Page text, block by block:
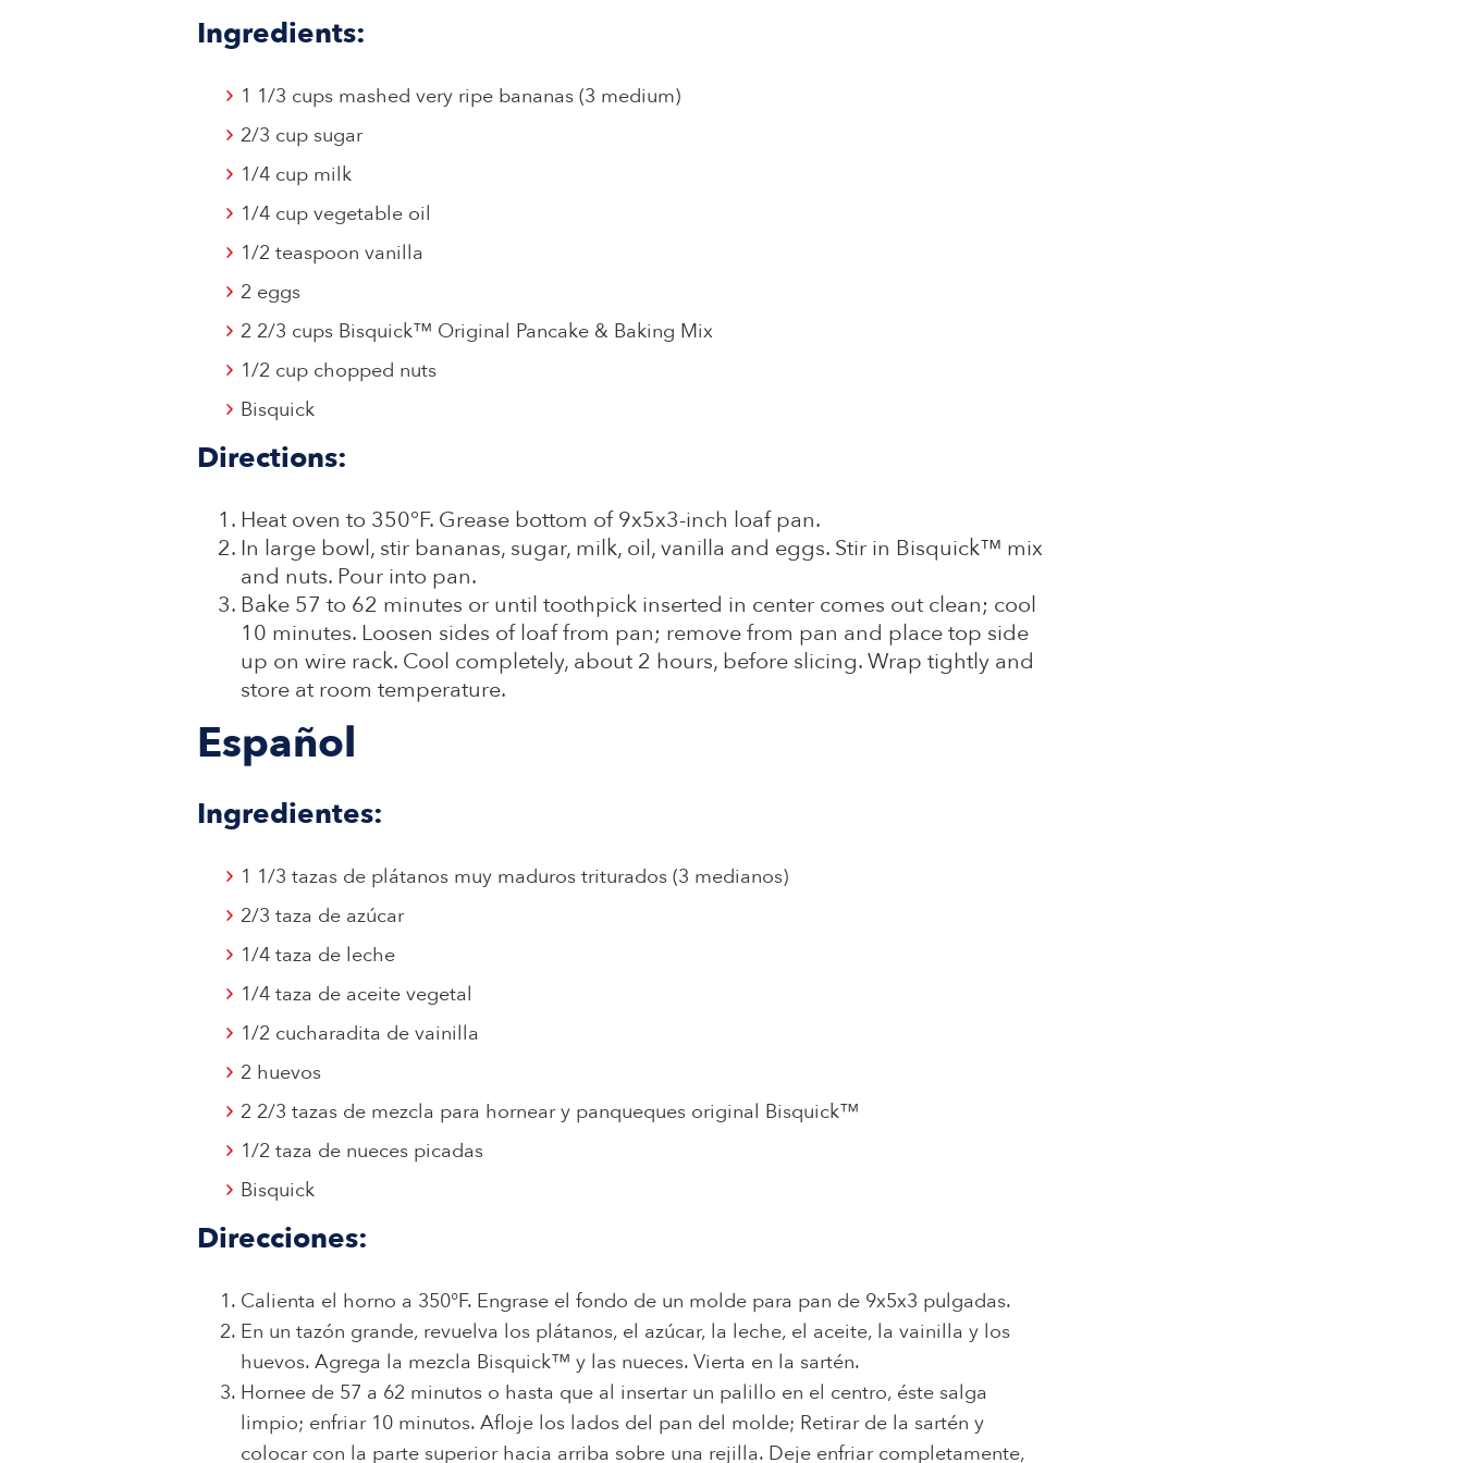
Ingredients:
1 1/3 cups mashed very ripe bananas (3 medium)
2/3 cup sugar
1/4 cup milk
1/4 cup vegetable oil
1/2 teaspoon vanilla
2 eggs
2 2/3 cups Bisquick™ Original Pancake & Baking Mix
1/2 cup chopped nuts
Bisquick
Directions:
Heat oven to 350°F. Grease bottom of 9x5x3-inch loaf pan.
In large bowl, stir bananas, sugar, milk, oil, vanilla and eggs. Stir in Bisquick™ mix
and nuts. Pour into pan.
Bake 57 to 62 minutes or until toothpick inserted in center comes out clean; cool
10 minutes. Loosen sides of loaf from pan; remove from pan and place top side
up on wire rack. Cool completely, about 2 hours, before slicing. Wrap tightly and
store at room temperature.
Español
Ingredientes:
1 1/3 tazas de plátanos muy maduros triturados (3 medianos)
2/3 taza de azúcar
1/4 taza de leche
1/4 taza de aceite vegetal
1/2 cucharadita de vainilla
2 huevos
2 2/3 tazas de mezcla para hornear y panqueques original Bisquick™
1/2 taza de nueces picadas
Bisquick
Direcciones:
Calienta el horno a 350°F. Engrase el fondo de un molde para pan de 9x5x3 pulgadas.
En un tazón grande, revuelva los plátanos, el azúcar, la leche, el aceite, la vainilla y los
huevos. Agrega la mezcla Bisquick™ y las nueces. Vierta en la sartén.
Hornee de 57 a 62 minutos o hasta que al insertar un palillo en el centro, éste salga
limpio; enfriar 10 minutos. Afloje los lados del pan del molde; Retirar de la sartén y
colocar con la parte superior hacia arriba sobre una rejilla. Deje enfriar completamente,